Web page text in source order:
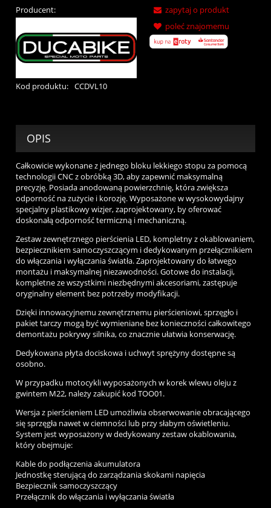
Producent:
Kod produktu: CCDVL10
zapytaj o produkt
poleć znajomemu
OPIS
Całkowicie wykonane z jednego bloku lekkiego stopu za pomocą
technologii CNC z obróbką 3D, aby zapewnić maksymalną
precyzję. Posiada anodowaną powierzchnię, która zwiększa
odporność na zużycie i korozję. Wyposażone w wysokowydajny
specjalny plastikowy wizjer, zaprojektowany, by oferować
doskonałą odporność termiczną i mechaniczną.
Zestaw zewnętrznego pierścienia LED, kompletny z okablowaniem,
bezpiecznikiem samoczyszczącym i dedykowanym przełącznikiem
do włączania i wyłączania światła. Zaprojektowany do łatwego
montażu i maksymalnej niezawodności. Gotowe do instalacji,
kompletne ze wszystkimi niezbędnymi akcesoriami, zastępuje
oryginalny element bez potrzeby modyfikacji.
Dzięki innowacyjnemu zewnętrznemu pierścieniowi, sprzęgło i
pakiet tarczy mogą być wymieniane bez konieczności całkowitego
demontażu pokrywy silnika, co znacznie ułatwia konserwację.
Dedykowana płyta dociskowa i uchwyt sprężyny dostępne są
osobno.
W przypadku motocykli wyposażonych w korek wlewu oleju z
gwintem M22, należy zakupić kod TOO01.
Wersja z pierścieniem LED umożliwia obserwowanie obracającego
się sprzęgła nawet w ciemności lub przy słabym oświetleniu.
System jest wyposażony w dedykowany zestaw okablowania,
który obejmuje:
Kabledo podłączenia akumulatora
Jednostkę sterującądo zarządzania skokami napięcia
Bezpiecznik samoczyszczący
Przełącznikdo włączania i wyłączania światła